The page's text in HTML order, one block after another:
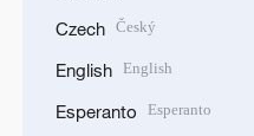
Czech Český
English English
Esperanto Esperanto